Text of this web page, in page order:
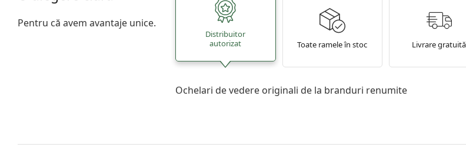
Pentru că avem avantaje unice.
Distribuitor
autorizat
Toate ramele în stoc Livrare gratuită
Ochelari de vedere originali de la branduri renumite